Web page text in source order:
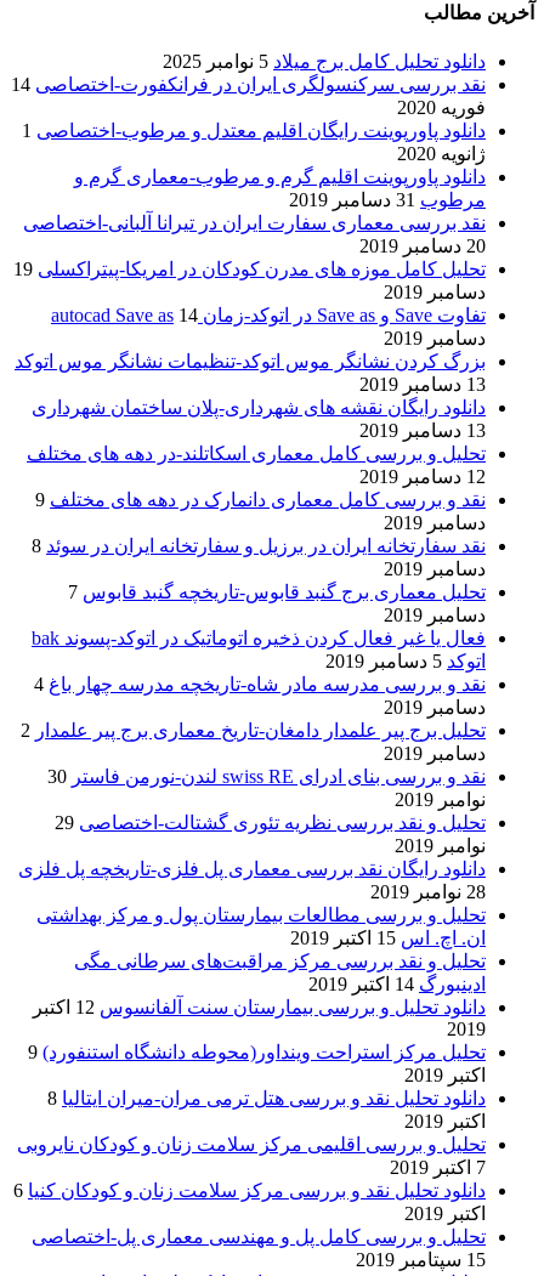
آخرین مطالب
دانلود تحلیل کامل برج میلاد 5 نوامبر 2025
نقد بررسی سرکنسولگری ایران در فرانکفورت-اختصاصی 14
فوریه 2020
دانلود پاورپوینت رایگان اقلیم معتدل و مرطوب-اختصاصی 1
ژانویه 2020
دانلود پاورپوینت اقلیم گرم و مرطوب-معماری گرم و
مرطوب 31 دسامبر 2019
نقد بررسی معماری سفارت ایران در تیرانا آلبانی-اختصاصی
20 دسامبر 2019
تحلیل کامل موزه های مدرن کودکان در امریکا-پیتراکسلی 19
دسامبر 2019
تفاوت Save و Save as در اتوکد-زمان autocad Save as
14
دسامبر 2019
بزرگ کردن نشانگر موس اتوکد-تنظیمات نشانگر موس اتوکد
13 دسامبر 2019
دانلود رایگان نقشه های شهرداری-پلان ساختمان شهرداری
13 دسامبر 2019
تحلیل و بررسی کامل معماری اسکاتلند-در دهه های مختلف
12 دسامبر 2019
نقد و بررسی کامل معماری دانمارک در دهه های مختلف 9
دسامبر 2019
نقد سفارتخانه ایران در برزیل و سفارتخانه ایران در سوئد 8
دسامبر 2019
تحلیل معماری برج گنبد قابوس-تاریخچه گنبد قابوس 7
دسامبر 2019
فعال یا غیر فعال کردن ذخیره اتوماتیک در اتوکد-پسوند bak
اتوکد 5 دسامبر 2019
نقد و بررسی مدرسه مادر شاه-تاریخچه مدرسه چهار باغ 4
دسامبر 2019
تحلیل برج پیر علمدار دامغان-تاریخ معماری برج پیر علمدار 2
دسامبر 2019
نقد و بررسی بنای ادرای swiss RE لندن-نورمن فاستر
30
نوامبر 2019
تحلیل و نقد بررسی نظریه تئوری گشتالت-اختصاصی 29
نوامبر 2019
دانلود رایگان نقد بررسی معماری پل فلزی-تاریخچه پل فلزی
28 نوامبر 2019
تحلیل و بررسی مطالعات بیمارستان پول و مرکز بهداشتی
ان. اچ. اس 15 اکتبر 2019
تحلیل و نقد بررسی مرکز مراقبت‌های سرطانی مگی
ادینبورگ 14 اکتبر 2019
دانلود تحلیل و بررسی بیمارستان سنت آلفانسوس
12 اکتبر
2019
تحلیل مرکز استراحت وینداور(محوطه دانشگاه استنفورد) 9
اکتبر 2019
دانلود تحلیل نقد و بررسی هتل ترمی مران-میران ایتالیا 8
اکتبر 2019
تحلیل و بررسی اقلیمی مرکز سلامت زنان و کودکان نایروبی
7 اکتبر 2019
دانلود تحلیل نقد و بررسی مرکز سلامت زنان و کودکان کنیا 6
اکتبر 2019
تحلیل و بررسی کامل پل و مهندسی معماری پل-اختصاصی
15 سپتامبر 2019